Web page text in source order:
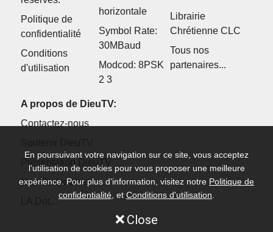
Politique de
confidentialité
Conditions
d'utilisation
horizontale
Symbol Rate:
30MBaud
Modcod: 8PSK
2 3
Librairie
Chrétienne CLC
Tous nos
partenaires...
A propos de DieuTV:
Contactez-nous
Présentation DieuTV
Nos Partenaires
En poursuivant votre navigation sur ce site, vous acceptez
l’utilisation de cookies pour vous proposer une meilleure
expérience. Pour plus d’information, visitez notre Politique de
confidentialité , et Conditions d'utilisation